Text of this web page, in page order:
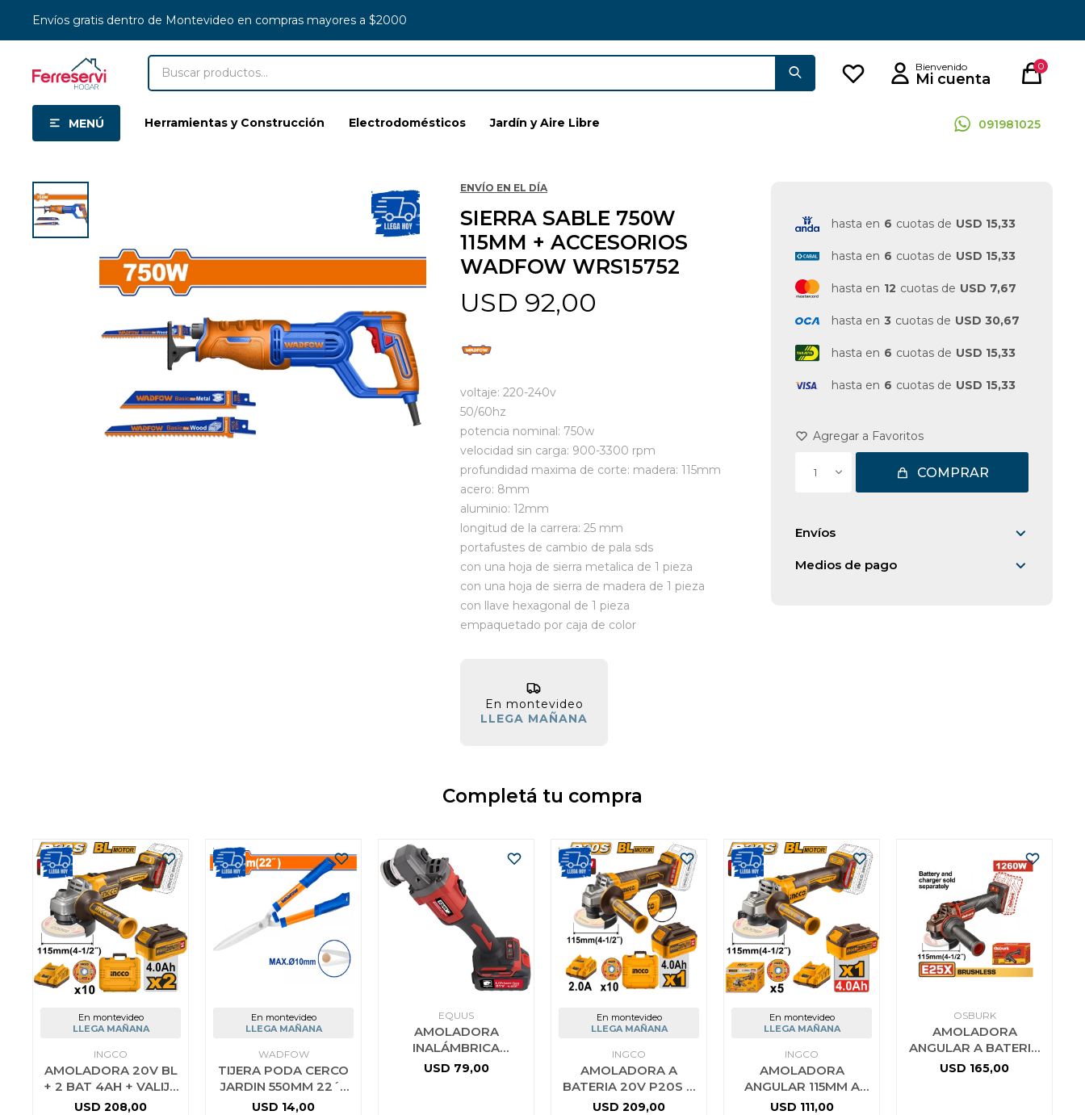
MENÚ Herramientas y Construcción Electrodomésticos Jardín y Aire Libre 091981025
0
Envíos gratis dentro de Montevideo en compras mayores a $2000
ENVÍO EN EL DÍA
SIERRA SABLE 750W
115MM + ACCESORIOS
WADFOW WRS15752
USD 92,00
voltaje: 220-240v
50/60hz
potencia nominal: 750w
velocidad sin carga: 900-3300 rpm
profundidad maxima de corte: madera: 115mm
acero: 8mm
aluminio: 12mm
longitud de la carrera: 25 mm
portafustes de cambio de pala sds
con una hoja de sierra metalica de 1 pieza
con una hoja de sierra de madera de 1 pieza
con llave hexagonal de 1 pieza
empaquetado por caja de color
En montevideo
LLEGA MAÑANA
hasta en 6 cuotas de USD 15,33
hasta en 6 cuotas de USD 15,33
hasta en 12 cuotas de USD 7,67
hasta en 3 cuotas de USD 30,67
hasta en 6 cuotas de USD 15,33
hasta en 6 cuotas de USD 15,33
1 COMPRAR
Envíos
Medios de pago
Completá tu compra
En montevideo
LLEGA MAÑANA
INGCO
AMOLADORA 20V BL
+ 2 BAT 4AH + VALIJA
Y DISCOS
USD 208,00
En montevideo
LLEGA MAÑANA
WADFOW
TIJERA PODA CERCO
JARDIN 550MM 22´´
WPR2301
USD 14,00
EQUUS
AMOLADORA
INALÁMBRICA
BRUSHLESS 21V
USD 79,00
En montevideo
LLEGA MAÑANA
INGCO
AMOLADORA A
BATERIA 20V P20S 4
1/2´´ BRUSHLESS CON
USD 209,00
En montevideo
LLEGA MAÑANA
INGCO
AMOLADORA
ANGULAR 115MM A
BATERIA P20S 20V
USD 111,00
OSBURK
AMOLADORA
ANGULAR A BATERIA
25V E25X 115MM (4-
USD 165,00